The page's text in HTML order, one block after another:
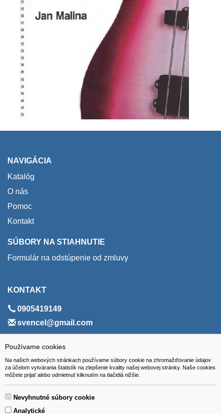
Používame cookies
Na našich webových stránkach používame súbory cookie na zhromažďovanie údajov
za účelom vytvárania štatistík na zlepšenie kvality našej webovej stránky. Naše cookies
môžete prijať alebo odmietnuť kliknutím na tlačidlá nižšie.
Nevyhnutné súbory cookie
Analytické
NAVIGÁCIA
Katalóg
O nás
Pomoc
Kontakt
SÚBORY NA STIAHNUTIE
Formulár na odstúpenie od zmluvy
KONTAKT
0905419149
svencel@gmail.com
ADRESA
VEST - tech s.r.o.
Hviezdoslavova 280/6, 965 01 Žiar nad Hronom
Slovakia (Slovak Republic)